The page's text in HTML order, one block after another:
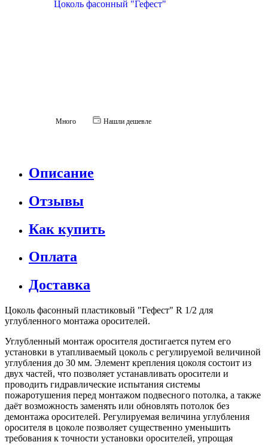
Много Нашли дешевле
Описание
Отзывы
Как купить
Оплата
Доставка
Цоколь фасонный пластиковый "Гефест" R 1/2 для
углубленного монтажа оросителей.
Углубленный монтаж оросителя достигается путем его
установки в утапливаемый цоколь с регулируемой величиной
углубления до 30 мм. Элемент крепления цоколя состоит из
двух частей, что позволяет устанавливать оросители и
проводить гидравлические испытания системы
пожаротушения перед монтажом подвесного потолка, а также
даёт возможность заменять или обновлять потолок без
демонтажа оросителей. Регулируемая величина углубления
оросителя в цоколе позволяет существенно уменьшить
требования к точности установки оросителей, упрощая